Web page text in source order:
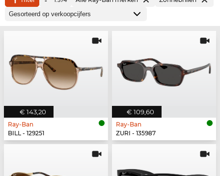
€ 143,20
Ray-Ban
BILL - 129251
€ 109,60
Ray-Ban
ZURI - 135987